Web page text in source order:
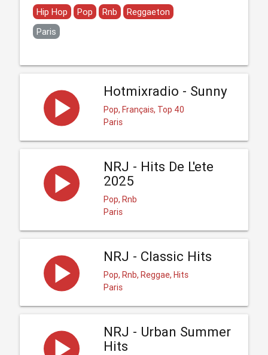
Hip Hop Pop Rnb
Reggaeton
Paris
Hotmixradio - Sunny
Pop, Français, Top 40
Paris
NRJ - Hits De L'ete
2025
Pop, Rnb
Paris
NRJ - Classic Hits
Pop, Rnb, Reggae, Hits
Paris
NRJ - Urban Summer
Hits